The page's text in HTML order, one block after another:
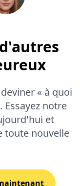
« à quoi
Essayez notre
et
toute nouvelle